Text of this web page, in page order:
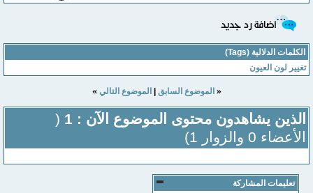
الكلمات الدلالية (Tags)
تغيير لون العيون
« الموضوع السابق|الموضوع التالي »
الذين يشاهدون محتوى الموضوع الآن : 1
(
الأعضاء 0 والزوار 1)
تعليمات المشاركة